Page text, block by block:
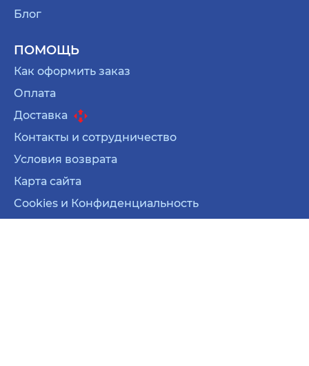
Блог
ПОМОЩЬ
Как оформить заказ
Оплата
Доставка
Контакты и сотрудничество
Условия возврата
Карта сайта
Cookies и Конфиденциальность